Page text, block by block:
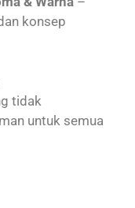
konsep
tidak
untuk semua